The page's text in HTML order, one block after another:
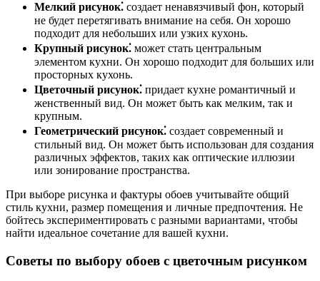
Мелкий рисунок⁚ создает ненавязчивый фон, который
не будет перетягивать внимание на себя. Он хорошо
подходит для небольших или узких кухонь.
Крупный рисунок⁚ может стать центральным
элементом кухни. Он хорошо подходит для больших или
просторных кухонь.
Цветочный рисунок⁚ придает кухне романтичный и
женственный вид. Он может быть как мелким, так и
крупным.
Геометрический рисунок⁚ создает современный и
стильный вид. Он может быть использован для создания
различных эффектов, таких как оптические иллюзии
или зонирование пространства.
При выборе рисунка и фактуры обоев учитывайте общий
стиль кухни, размер помещения и личные предпочтения. Не
бойтесь экспериментировать с разными вариантами, чтобы
найти идеальное сочетание для вашей кухни.
Советы по выбору обоев с цветочным рисунком